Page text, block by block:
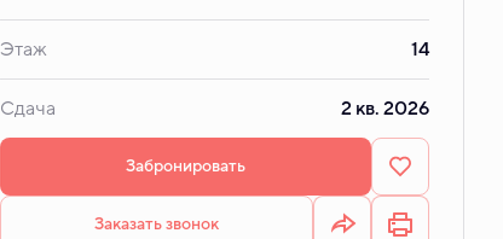
Этаж 14
Сдача 2 кв. 2026
Забронировать
Заказать звонок